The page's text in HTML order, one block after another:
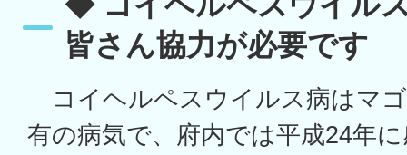
皆さん協力が必要です
コイヘルペスウイルス病はマ
有の病気で、府内では平成24年